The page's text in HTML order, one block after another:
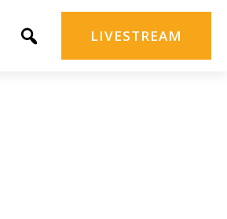
LIVESTREAM